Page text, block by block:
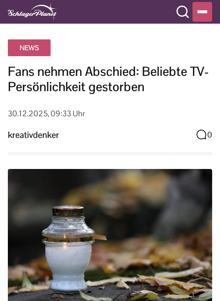
NEWS
Fans nehmen Abschied: Beliebte TV-
Persönlichkeit gestorben
30.12.2025, 09:33 Uhr
kreativdenker 0